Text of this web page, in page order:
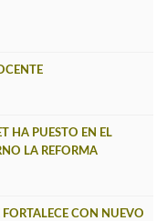
HA PUESTO EN EL
LA REFORMA
CON NUEVO